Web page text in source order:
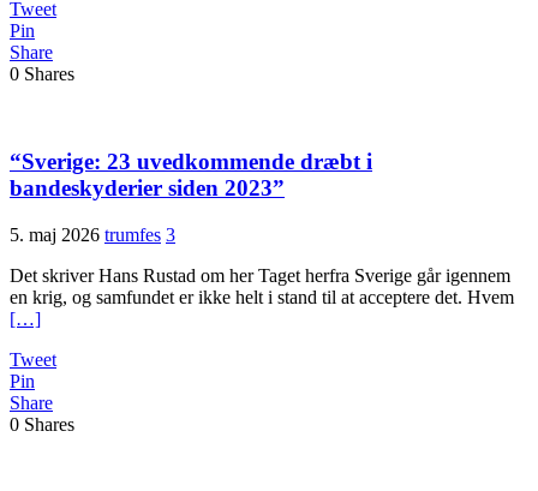
Tweet
Pin
Share
0 Shares
“Sverige: 23 uvedkommende dræbt i
bandeskyderier siden 2023”
5. maj 2026 trumfes 3
Det skriver Hans Rustad om her Taget herfra Sverige går igennem
en krig, og samfundet er ikke helt i stand til at acceptere det. Hvem
[…]
Tweet
Pin
Share
0 Shares